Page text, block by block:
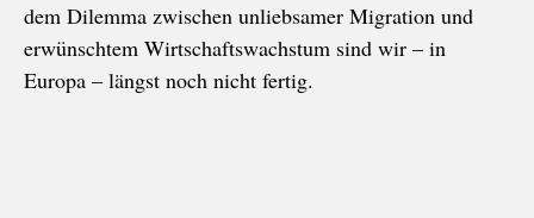
dem Dilemma zwischen unliebsamer Migration und
erwünschtem Wirtschaftswachstum sind wir – in
Europa – längst noch nicht fertig.